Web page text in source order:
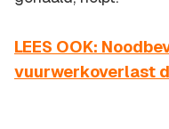
LEES OOK:
vuurwerkoverlast